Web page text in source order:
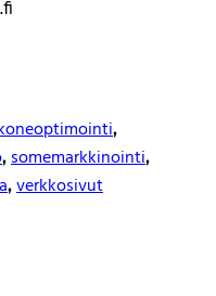
,
, somemarkkinointi,
, verkkosivut